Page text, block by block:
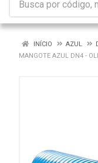
INÍCIO AZUL
MANGOTE AZUL DN4 -